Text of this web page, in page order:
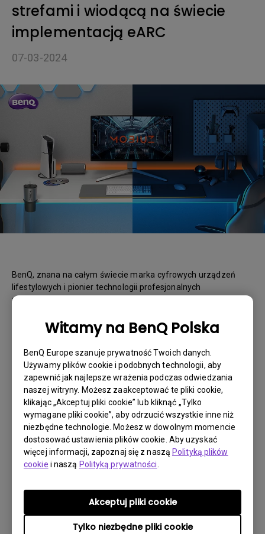
Witamy na BenQ Polska
BenQ Europe szanuje prywatność Twoich danych.
Używamy plików cookie i podobnych technologii, aby
zapewnić jak najlepsze wrażenia podczas odwiedzania
naszej witryny. Możesz zaakceptować te pliki cookie,
klikając „Akceptuj pliki cookie” lub kliknąć „Tylko
wymagane pliki cookie”, aby odrzucić wszystkie inne niż
niezbędne technologie. Możesz w dowolnym momencie
dostosować ustawienia plików cookie. Aby uzyskać
więcej informacji, zapoznaj się z nasząPolityką plików
cookie i naszą Polityką prywatności
Tylko niezbędne pliki cookie
Akceptuj pliki cookie
strefami i wiodącą na świecie
implementacją eARC
07-03-2024
BenQ, znana na całym świecie marka cyfrowych urządzeń
lifestylowych i pionier technologii profesjonalnych
wyświetlaczy, zrewolucjonizuje gry konsolowe wraz z
gamingowych MOBIUZ. Liderem tej innowacji jest nowy
EX321UX, monitor zaprojektowany z myślą o zapewnieniu
niespotykanego dotąd poziomu szczegółowości i
wyrafinowania w grach, co czyni go najlepszym wyborem dla
gier konsolowych AAA
„Odsłonięcie tego, co niewidoczne” to cel, jaki chce osiągnąć
MOBIUZ” – powiedział Conway Lee, prezes BenQ Corporation.
„Zapraszamy graczy, aby wyruszyli z nami w nieznane i zyskali
odwagę, aby stawić czoła wszelkim wyzwaniom. Maszerując
na czele przyszłości, MOBIUZ jest z wami”.
Najważniejszym elementem przełomowej wydajności
EX321UX jest całkowicie nowy silnikPixSoul Enginefirmy
BenQ. Technologia ta wykorzystuje bazę danych kolorów gier